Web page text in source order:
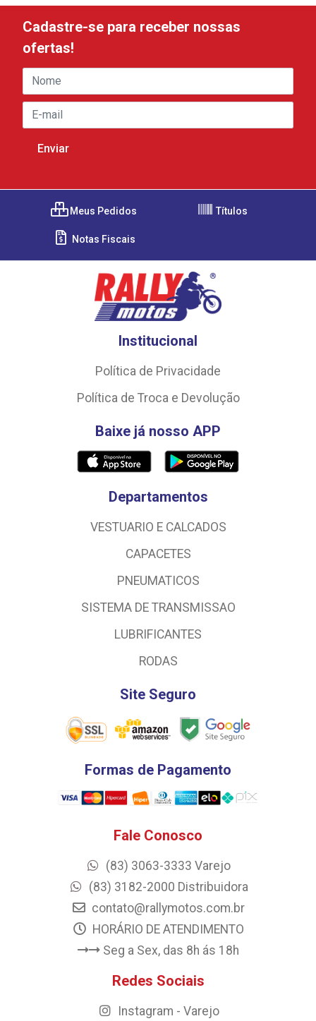
Cadastre-se para receber nossas
ofertas!
Meus Pedidos Títulos
Notas Fiscais
Institucional
Política de Privacidade
Política de Troca e Devolução
Baixe já nosso APP
Departamentos
VESTUARIO E CALCADOS
CAPACETES
PNEUMATICOS
SISTEMA DE TRANSMISSAO
LUBRIFICANTES
RODAS
Site Seguro
Formas de Pagamento
Fale Conosco
(83) 3063-3333 Varejo
(83) 3182-2000 Distribuidora
contato@rallymotos.com.br
HORÁRIO DE ATENDIMENTO
Seg a Sex, das 8h ás 18h
Redes Sociais
Instagram - Varejo